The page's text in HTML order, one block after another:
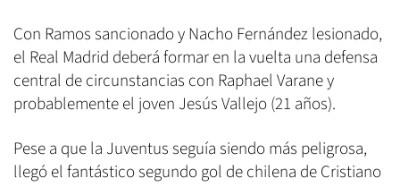
Con Ramos sancionado y Nacho Fernández lesionado,
el Real Madrid deberá formar en la vuelta una defensa
central de circunstancias con Raphael Varane y
probablemente el joven Jesús Vallejo (21 años).
Pese a que la Juventus seguía siendo más peligrosa,
llegó el fantástico segundo gol de chilena de Cristiano